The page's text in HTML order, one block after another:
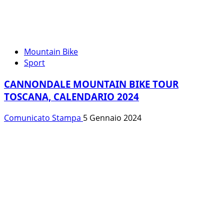
Mountain Bike
Sport
CANNONDALE MOUNTAIN BIKE TOUR
TOSCANA, CALENDARIO 2024
Comunicato Stampa 5 Gennaio 2024